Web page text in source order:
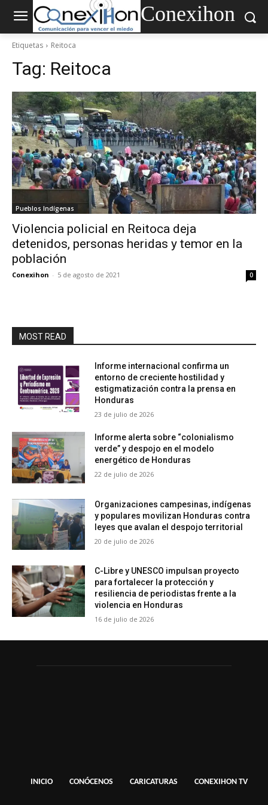
Conexihon
Etiquetas Reitoca
Tag: Reitoca
Pueblos Indígenas
Violencia policial en Reitoca deja
detenidos, personas heridas y temor en la
población
Conexihon - 5 de agosto de 2021 0
MOST READ
Informe internacional confirma un
entorno de creciente hostilidad y
estigmatización contra la prensa en
Honduras
23 de julio de 2026
Informe alerta sobre “colonialismo
verde” y despojo en el modelo
energético de Honduras
22 de julio de 2026
Organizaciones campesinas, indígenas
y populares movilizan Honduras contra
leyes que avalan el despojo territorial
20 de julio de 2026
C-Libre y UNESCO impulsan proyecto
para fortalecer la protección y
resiliencia de periodistas frente a la
violencia en Honduras
16 de julio de 2026
INICIO CONÓCENOS CARICATURAS CONEXIHON TV